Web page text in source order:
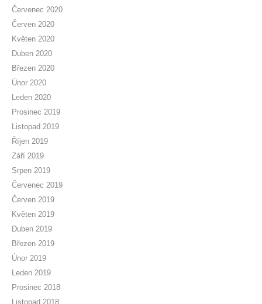
Červenec 2020
Červen 2020
Květen 2020
Duben 2020
Březen 2020
Únor 2020
Leden 2020
Prosinec 2019
Listopad 2019
Říjen 2019
Září 2019
Srpen 2019
Červenec 2019
Červen 2019
Květen 2019
Duben 2019
Březen 2019
Únor 2019
Leden 2019
Prosinec 2018
Listopad 2018